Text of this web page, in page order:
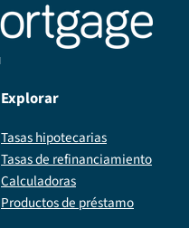
Explorar
Tasas hipotecarias
Tasas de refinanciamiento
Calculadoras
Productos de préstamo